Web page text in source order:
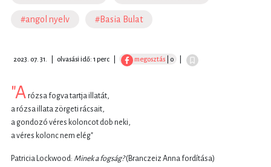
#angol nyelv #Basia Bulat
2023. 07. 31. olvasási idő: 1 perc megosztás | 0
"A rózsa fogva tartja illatát,
a rózsa illata zörgeti rácsait,
a gondozó véres koloncot dob neki,
a véres kolonc nem elég"
Patricia Lockwood: Minek a fogság?(Branczeiz Anna fordítása)